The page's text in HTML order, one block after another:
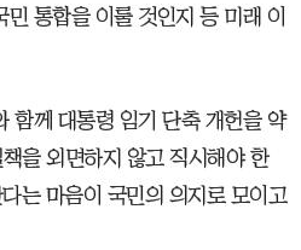
통합을 이룰 것인지 등 미래 이
함께 대통령 임기 단축 개헌을 약
을 외면하지 않고 직시해야 한
는 마음이 국민의 의지로 모이고